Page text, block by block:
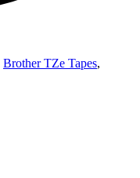
Brother TZe Tapes,